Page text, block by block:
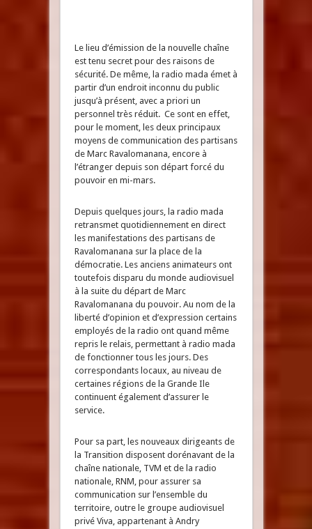
Le lieu d’émission de la nouvelle chaîne
est tenu secret pour des raisons de
sécurité. De même, la radio mada émet à
partir d’un endroit inconnu du public
jusqu’à présent, avec a priori un
personnel très réduit. Ce sont en effet,
pour le moment, les deux principaux
moyens de communication des partisans
de Marc Ravalomanana, encore à
l’étranger depuis son départ forcé du
pouvoir en mi-mars.
Depuis quelques jours, la radio mada
retransmet quotidiennement en direct
les manifestations des partisans de
Ravalomanana sur la place de la
démocratie. Les anciens animateurs ont
toutefois disparu du monde audiovisuel
à la suite du départ de Marc
Ravalomanana du pouvoir. Au nom de la
liberté d’opinion et d’expression certains
employés de la radio ont quand même
repris le relais, permettant à radio mada
de fonctionner tous les jours. Des
correspondants locaux, au niveau de
certaines régions de la Grande Ile
continuent également d’assurer le
service.
Pour sa part, les nouveaux dirigeants de
la Transition disposent dorénavant de la
chaîne nationale, TVM et de la radio
nationale, RNM, pour assurer sa
communication sur l’ensemble du
territoire, outre le groupe audiovisuel
privé Viva, appartenant à Andry